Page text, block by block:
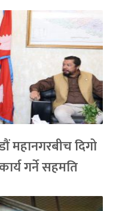
महानगरबीच दिगो
गर्ने सहमति